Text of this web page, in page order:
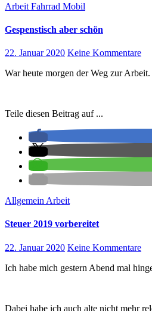
Arbeit Fahrrad Mobil
Gespenstisch aber schön
22. Januar 2020 Keine Kommentare
War heute morgen der Weg zur Arbeit.
Teile diesen Beitrag auf ...
Allgemein Arbeit
Steuer 2019 vorbereitet
22. Januar 2020 Keine Kommentare
Ich habe mich gestern Abend mal
Dabei habe ich auch alte nicht mehr